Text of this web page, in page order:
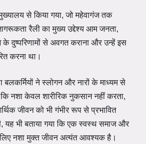
मुख्यालय से किया गया, जो महेवागंज तक
रैली का मुख्य उद्देश्य आम जनता,
दुष्परिणामों से अवगत कराना और उन्हें इस
करना था।
बलकर्मियों ने स्लोगन और नारों के माध्यम से
नशा केवल शारीरिक नुकसान नहीं करता,
जीवन को भी गंभीर रूप से प्रभावित
यह भी बताया गया कि एक स्वस्थ समाज और
लिए नशा मुक्त जीवन अत्यंत आवश्यक है।